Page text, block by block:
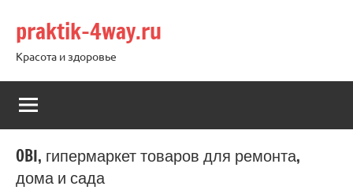
содержимому
praktik-4way.ru
Красота и здоровье
OBI, гипермаркет товаров для ремонта,
дома и сада